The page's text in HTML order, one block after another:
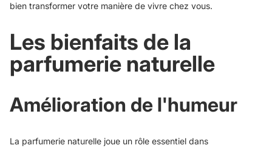
bien transformer votre manière de vivre chez vous.
Les bienfaits de la
parfumerie naturelle
Amélioration de l'humeur
La parfumerie naturelle joue un rôle essentiel dans